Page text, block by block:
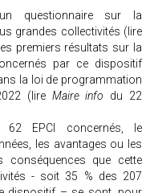
questionnaire sur la
grandes collectivités (lire
premiers résultats sur la
par ce dispositif
la loi de programmation
(lire Maire info du 22
EPCI concernés, le
les avantages ou les
conséquences que cette
- soit 35 % des 207